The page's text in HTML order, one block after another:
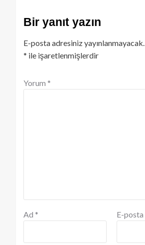
Bir yanıt yazın
E-posta adresiniz yayınlanmayacak.
* ile işaretlenmişlerdir
Yorum *
Ad * E-posta